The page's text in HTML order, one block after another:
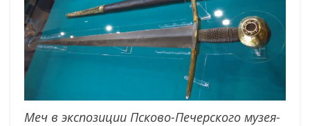
Меч в экспозиции Псково-Печерского музея-